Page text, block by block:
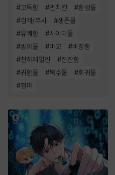
#고독함 #먼치킨 #환생물
#검객/무사 #생존물
#유쾌함 #사이다물
#빙의물 #마교 #비장함
#천하제일인 #잔잔함
#귀환물 #복수물 #회귀물
#정파